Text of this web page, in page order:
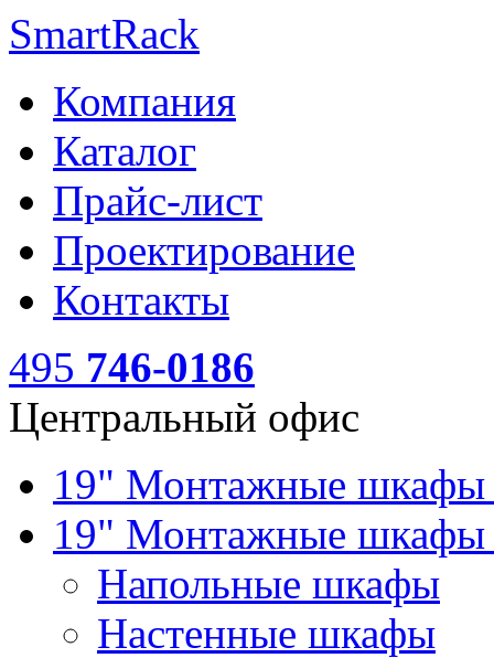
SmartRack
Компания
Каталог
Прайс-лист
Проектирование
Контакты
495 746-0186
Центральный офис
19" Монтажные
19" Монтажные шкафы
Напольные шкафы
Настенные шкафы